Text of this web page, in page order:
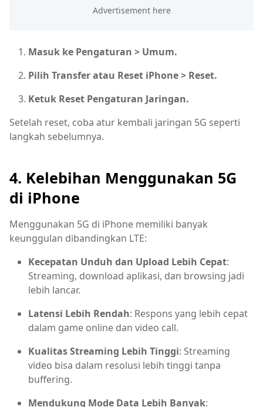
Masuk ke Pengaturan > Umum.
Pilih Transfer atau Reset iPhone > Reset.
Ketuk Reset Pengaturan Jaringan.
Setelah reset, coba atur kembali jaringan 5G seperti
langkah sebelumnya.
4. Kelebihan Menggunakan 5G
di iPhone
Menggunakan 5G di iPhone memiliki banyak
keunggulan dibandingkan LTE:
Kecepatan Unduh dan Upload Lebih Cepat:
Streaming, download aplikasi, dan browsing jadi
lebih lancar.
Latensi Lebih Rendah: Respons yang lebih cepat
dalam game online dan video call.
Kualitas Streaming Lebih Tinggi: Streaming
video bisa dalam resolusi lebih tinggi tanpa
buffering.
Mendukung Mode Data Lebih Banyak: